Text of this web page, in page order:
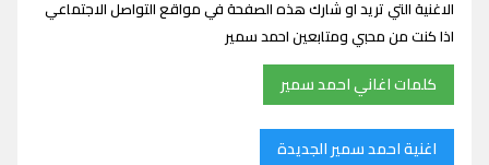
الاغنية التي تريد او شارك هذه الصفحة في مواقع التواصل الاجتماعي
اذا كنت من محبي ومتابعين احمد سمير
كلمات اغاني احمد سمير
اغنية احمد سمير الجديدة